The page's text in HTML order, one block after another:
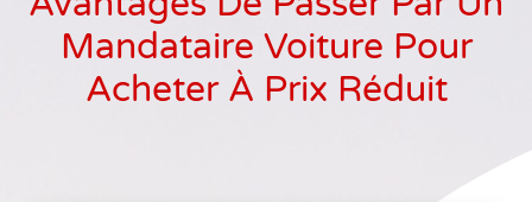
Mandataire Voiture Pour
Acheter À Prix Réduit